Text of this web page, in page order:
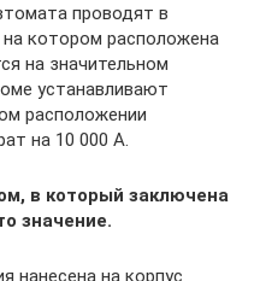
проводят в
котором расположена
на значительном
устанавливают
расположении
на 10 000 А.
в который заключена
значение.
нанесена на корпус